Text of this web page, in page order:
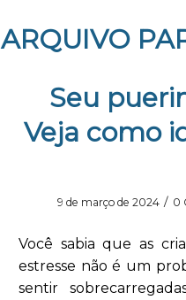
ARQUIVO
Seu
Veja como
9 de março de 2024 / 0
Você sabia que as
estresse não é um
sentir